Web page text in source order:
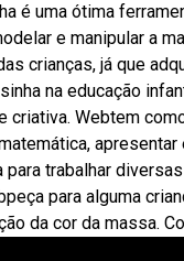
é uma ótima
e manipular a
crianças, já que
na educação
Webtem
trabalhar
para alguma
da cor da massa.